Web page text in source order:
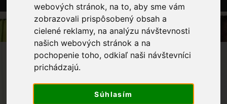
webových stránok, na to, aby sme vám
zobrazovali prispôsobený obsah a
cielené reklamy, na analýzu návštevnosti
našich webových stránok a na
pochopenie toho, odkiaľ naši návštevníci
prichádzajú.
Súhlasím
OBCHOD BYTOVÝ TEXTIL A DEKORÁCIE
VIANOČNÁ OBLIEČKA CHENILLE 45X45
- MACKO V ČERVENOM SVETRÍKU